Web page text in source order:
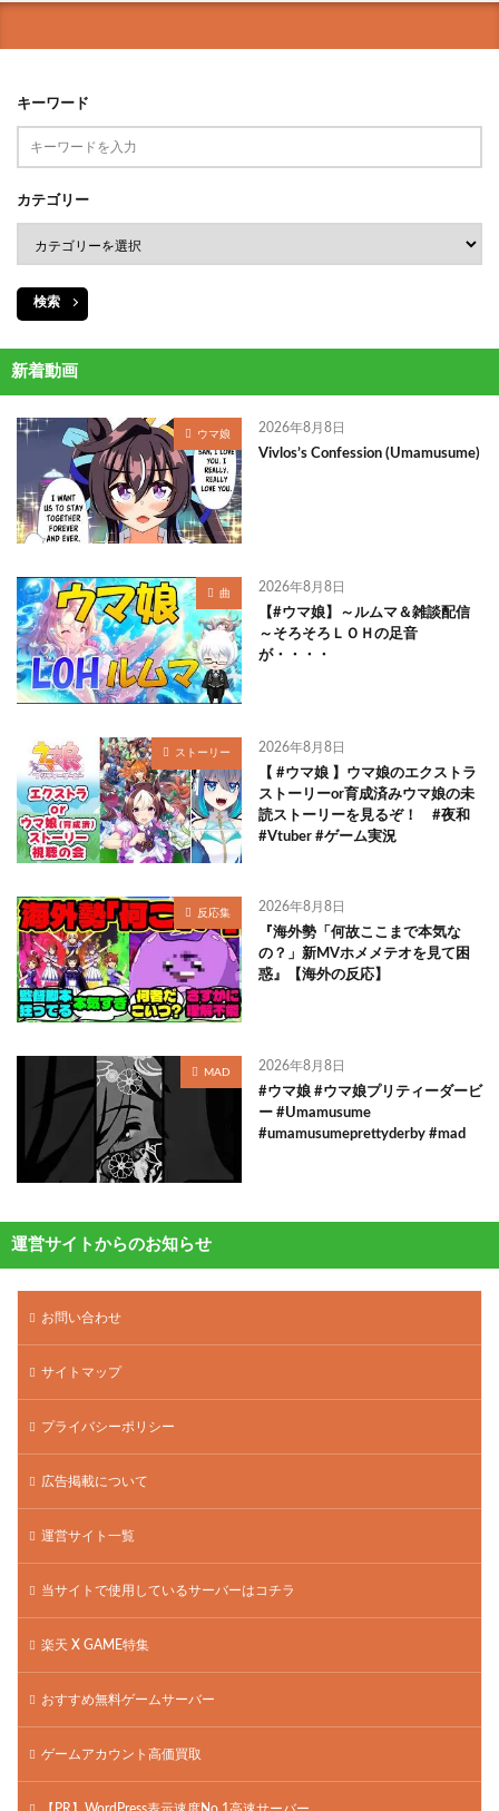
キーワード
カテゴリー
検索
新着動画
ウマ娘 2026年8月8日
Vivlos’s Confession (Umamusume)
曲 2026年8月8日
【#ウマ娘】～ルムマ＆雑談配信
～そろそろＬＯＨの足音
が・・・・
ストーリー 2026年8月8日
【 #ウマ娘 】ウマ娘のエクストラ
ストーリーor育成済みウマ娘の未
読ストーリーを見るぞ！ #夜和
#Vtuber #ゲーム実況
反応集 2026年8月8日
『海外勢「何故ここまで本気な
の？」新MVホメメテオを見て困
惑』【海外の反応】
MAD 2026年8月8日
#ウマ娘 #ウマ娘プリティーダービ
ー #Umamusume
#umamusumeprettyderby #mad
運営サイトからのお知らせ
お問い合わせ
サイトマップ
プライバシーポリシー
広告掲載について
運営サイト一覧
当サイトで使用しているサーバーはコチラ
楽天 X GAME特集
おすすめ無料ゲームサーバー
ゲームアカウント高価買取